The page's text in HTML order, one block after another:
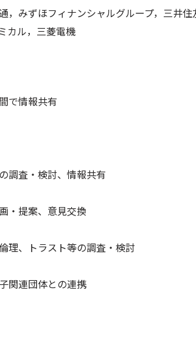
，みずほフィナンシャルグループ，三井
カル，三菱電機
で情報共有
調査・検討、情報共有
・提案、意見交換
理、トラスト等の調査・検討
関連団体との連携